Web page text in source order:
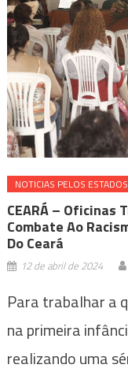
NOTICIAS PELOS ESTADOS
CEARÁ – Oficinas
Combate Ao
Do Ceará
12 de abril de 2024
Para trabalhar a
na primeira
realizando uma